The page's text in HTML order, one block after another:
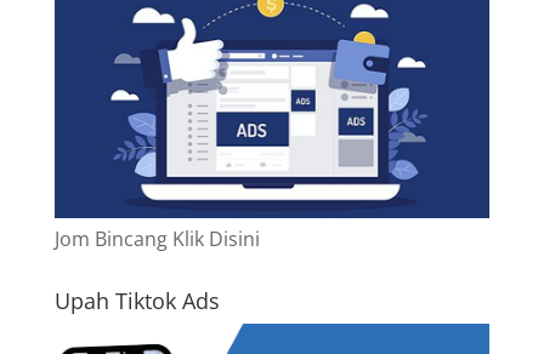
Jom Bincang Klik Disini
Upah Tiktok Ads